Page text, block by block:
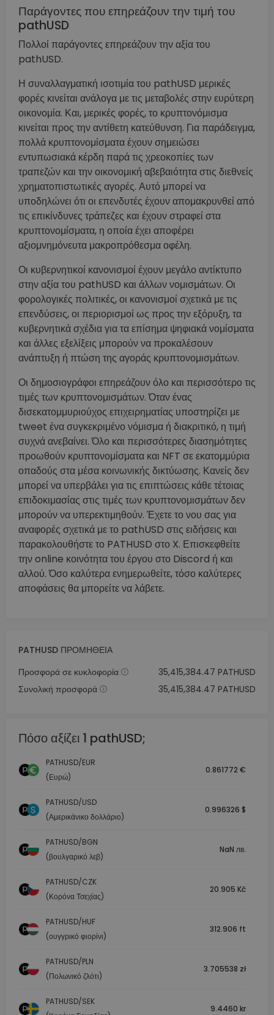
Παράγοντες που επηρεάζουν την τιμή του
pathUSD
Πολλοί παράγοντες επηρεάζουν την αξία του
pathUSD.
Η συναλλαγματική ισοτιμία του pathUSD μερικές
φορές κινείται ανάλογα με τις μεταβολές στην ευρύτερη
οικονομία. Και, μερικές φορές, το κρυπτονόμισμα
κινείται προς την αντίθετη κατεύθυνση. Για παράδειγμα,
πολλά κρυπτονομίσματα έχουν σημειώσει
εντυπωσιακά κέρδη παρά τις χρεοκοπίες των
τραπεζών και την οικονομική αβεβαιότητα στις διεθνείς
χρηματοπιστωτικές αγορές. Αυτό μπορεί να
υποδηλώνει ότι οι επενδυτές έχουν απομακρυνθεί από
τις επικίνδυνες τράπεζες και έχουν στραφεί στα
κρυπτονομίσματα, η οποία έχει αποφέρει
αξιομνημόνευτα μακροπρόθεσμα οφέλη.
Οι κυβερνητικοί κανονισμοί έχουν μεγάλο αντίκτυπο
στην αξία του pathUSD και άλλων νομισμάτων. Οι
φορολογικές πολιτικές, οι κανονισμοί σχετικά με τις
επενδύσεις, οι περιορισμοί ως προς την εξόρυξη, τα
κυβερνητικά σχέδια για τα επίσημα ψηφιακά νομίσματα
και άλλες εξελίξεις μπορούν να προκαλέσουν
ανάπτυξη ή πτώση της αγοράς κρυπτονομισμάτων.
Οι δημοσιογράφοι επηρεάζουν όλο και περισσότερο τις
τιμές των κρυπτονομισμάτων. Όταν ένας
δισεκατομμυριούχος επιχειρηματίας υποστηρίζει με
tweet ένα συγκεκριμένο νόμισμα ή διακριτικό, η τιμή
συχνά ανεβαίνει. Όλο και περισσότερες διασημότητες
προωθούν κρυπτονομίσματα και NFT σε εκατομμύρια
οπαδούς στα μέσα κοινωνικής δικτύωσης. Κανείς δεν
μπορεί να υπερβάλει για τις επιπτώσεις κάθε τέτοιας
επιδοκιμασίας στις τιμές των κρυπτονομισμάτων δεν
μπορούν να υπερεκτιμηθούν. Έχετε το νου σας για
αναφορές σχετικά με το pathUSD στις ειδήσεις και
παρακολουθήστε το PATHUSD στο X. Επισκεφθείτε
την online κοινότητα του έργου στο Discord ή και
αλλού. Όσο καλύτερα ενημερωθείτε, τόσο καλύτερες
αποφάσεις θα μπορείτε να λάβετε.
PATHUSD ΠΡΟΜΉΘΕΙΑ
Προσφορά σε κυκλοφορία
35,415,384.47 PATHUSD
Συνολική προσφορά
35,415,384.47 PATHUSD
Πόσο αξίζει 1 pathUSD;
PATHUSD/EUR
(Ευρώ)
0.861772 €
PATHUSD/USD
(Αμερικάνικο δολλάριο)
0.996326 $
PATHUSD/BGN
(βουλγαρικό λεβ)
NaN лв.
PATHUSD/CZK
(Κορόνα Τσεχίας)
20.905 Kč
PATHUSD/HUF
(ουγγρικό φιορίνι)
312.906 ft
PATHUSD/PLN
(Πολωνικό ζλότι)
3.705538 zł
PATHUSD/SEK
9.4460 kr